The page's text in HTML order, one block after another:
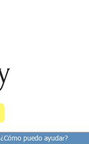
¿Cómo puedo ayudar?